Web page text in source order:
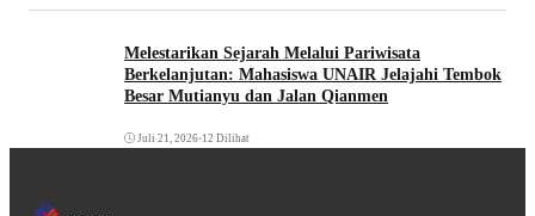
Melestarikan Sejarah Melalui Pariwisata
Berkelanjutan: Mahasiswa UNAIR Jelajahi Tembok
Besar Mutianyu dan Jalan Qianmen
Juli 21, 2026•12 Dilihat